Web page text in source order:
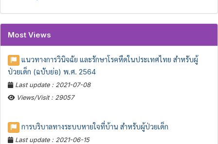
Most Views
แนวทางการวินิจฉัย และรักษาโรคหืดในประเทศไทย สำหรับผู้
ป่วยเด็ก (ฉบับย่อ) พ.ศ. 2564
Last update : 2021-07-08
Views/Visit : 29057
การบริบาลทางระบบหายใจที่บ้าน สำหรับผู้ป่วยเด็ก
Last update : 2021-06-15